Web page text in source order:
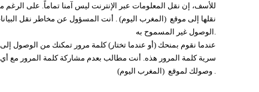
نقلها إلى موقع (المغرب اليوم) . أنت المسؤول عن مخاطر نقل
الوصول غير المسموح به.
سرية كلمة المرور هذه. أنت مطالب بعدم مشاركة كلمة المرور مع
وصولك لموقع (المغرب اليوم) .